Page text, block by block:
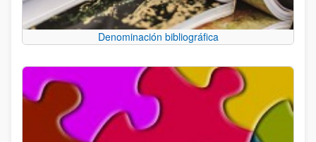
Denominación bibliográfica